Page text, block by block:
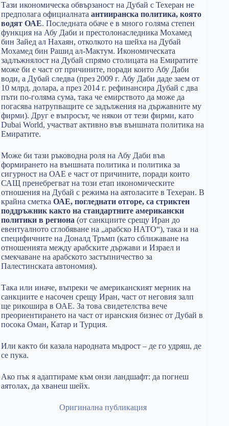
Тази икономическа обвързаност на Дубай с Техеран не
предполага официалната антииранска политика, която
водят ОАЕ. Последната обаче е в много голяма степен
функция на Абу Даби и престолонаследника Мохамед
бин Зайед ал Нахаян, отколкото на шейха на Дубай
Мохамед бин Рашид ал-Мактум. Икономическата
задлъжнялост на Дубай спрямо столицата на Емиратите
може би е част от причините, поради които Абу Даби
води, а Дубай следва (през 2009 г. Абу Даби даде заем от
10 млрд. долара, а през 2014 г. рефинансира Дубай с два
пъти по-голяма сума, така че емирството да може да
погасява натрупващите се задължения на държавните му
фирми). Друг е въпросът, че някои от тези фирми, като
Dubai World, участват активно във външната политика на
Емиратите.
Може би тази ръководна роля на Абу Даби във
формирането на външната политика и политика за
сигурност на ОАЕ е част от причините, поради които
САЩ пренебрегват на този етап икономическите
отношения на Дубай с режима на аятоласите в Техеран. В
крайна сметка ОАЕ, погледнати отгоре, са стриктен
поддръжник както на стандартните американски
политики в региона (от санкциите срещу Иран до
евентуалното сглобяване на „арабско НАТО“), така и на
специфичните на Доналд Тръмп (като сближаване на
отношенията между арабските държави и Израел и
смекчаване на арабското застъпничество за
Палестинската автономия).
Така или иначе, въпреки че американският мерник на
санкциите е насочен срещу Иран, част от неговия залп
ще рикошира в ОАЕ. За това свидетелства вече
преориентирането на част от иранския бизнес от Дубай в
посока Оман, Катар и Турция.
Или както би казала народната мъдрост – де го удряш, де
се пука.
Ако пък я адаптираме към онзи ландшафт: да погнеш
аятолах, да хванеш шейх.
Оригинална публикация